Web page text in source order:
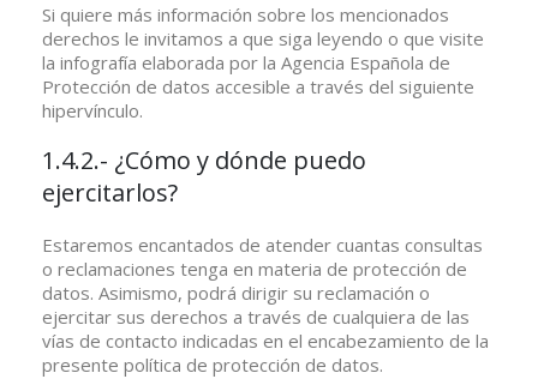
Si quiere más información sobre los mencionados
derechos le invitamos a que siga leyendo o que visite
la infografía elaborada por la Agencia Española de
Protección de datos accesible a través del siguiente
hipervínculo.
1.4.2.- ¿Cómo y dónde puedo
ejercitarlos?
Estaremos encantados de atender cuantas consultas
o reclamaciones tenga en materia de protección de
datos. Asimismo, podrá dirigir su reclamación o
ejercitar sus derechos a través de cualquiera de las
vías de contacto indicadas en el encabezamiento de la
presente política de protección de datos.